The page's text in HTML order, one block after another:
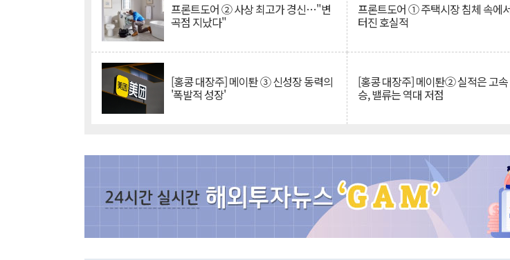
프론트도어 ② 사상 최고가 경신…"변
곡점 지났다"
프론트도어 ① 주택시장 침체 속에
터진 호실적
[홍콩 대장주] 메이퇀 ③ 신성장 동력의
'폭발적 성장'
[홍콩 대장주] 메이퇀② 실적은 고
승, 밸류는 역대 저점